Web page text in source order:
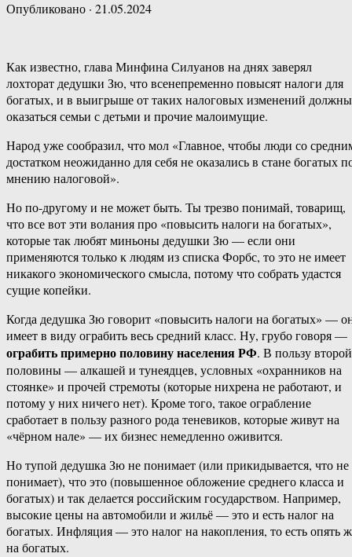
Опубликовано · 21.05.2024
Как известно, глава Минфина Силуанов на днях заверял
лохторат дедушки Зю, что всенепременно повысят налоги для
богатых, и в выигрыше от таких налоговых изменений должны
оказаться семьи с детьми и прочие малоимущие.
Народ уже сообразил, что мол «Главное, чтобы люди со
достатком неожиданно для себя не оказались в стане богатых
мнению налоговой».
Но по-другому и не может быть. Ты трезво понимай, товарищ,
что все вот эти волания про «повысить налоги на богатых»,
которые так любят миньоны дедушки Зю — если они
применяются только к людям из списка Форбс, то это не имеет
никакого экономического смысла, потому что собрать удастся
сущие копейки.
Когда дедушка Зю говорит «повысить налоги на богатых» —
имеет в виду ограбить весь средний класс. Ну, грубо говоря —
ограбить примерно половину населения РФ. В пользу второй
половины — алкашей и тунеядцев, условных «охранников на
стоянке» и прочей стремоты (которые нихрена не работают, и
потому у них ничего нет). Кроме того, такое ограбление
сработает в пользу разного рода теневиков, которые живут на
«чёрном нале» — их бизнес немедленно оживится.
Но тупой дедушка Зю не понимает (или прикидывается, что не
понимает), что это (повышенное обложение среднего класса и
богатых) и так делается российским государством. Например,
высокие цены на автомобили и жильё — это и есть налог на
богатых. Инфляция — это налог на накопления, то есть опять
на богатых.